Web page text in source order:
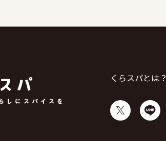
くらスパとは？